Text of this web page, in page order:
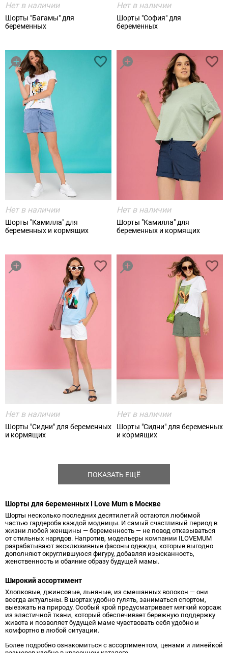
Нет в наличии
Шорты "Багамы" для
беременных
Нет в наличии
Шорты "София" для
беременных
Нет в наличии
Шорты "Камилла" для
беременных и кормящих
Нет в наличии
Шорты "Камилла" для
беременных и кормящих
Нет в наличии
Шорты "Сидни" для беременных
и кормящих
Нет в наличии
Шорты "Сидни" для беременных
и кормящих
ПОКАЗАТЬ ЕЩЁ
Шорты для беременных I Love Mum в Москве
Шорты несколько последних десятилетий остаются любимой
частью гардероба каждой модницы. И самый счастливый период в
жизни любой женщины — беременность — не повод отказываться
от стильных нарядов. Напротив, модельеры компании ILOVEMUM
разрабатывают эксклюзивные фасоны одежды, которые выгодно
дополняют округлившуюся фигуру, добавляя изысканность,
женственность и обаяние образу будущей мамы.
Широкий ассортимент
Хлопковые, джинсовые, льняные, из смешанных волокон — они
всегда актуальны. В шортах удобно гулять, заниматься спортом,
выезжать на природу. Особый крой предусматривает мягкий корсаж
из эластичной ткани, который обеспечивает бережную поддержку
живота и позволяет будущей маме чувствовать себя удобно и
комфортно в любой ситуации.
Более подробно ознакомиться с ассортиментом, ценами и линейкой